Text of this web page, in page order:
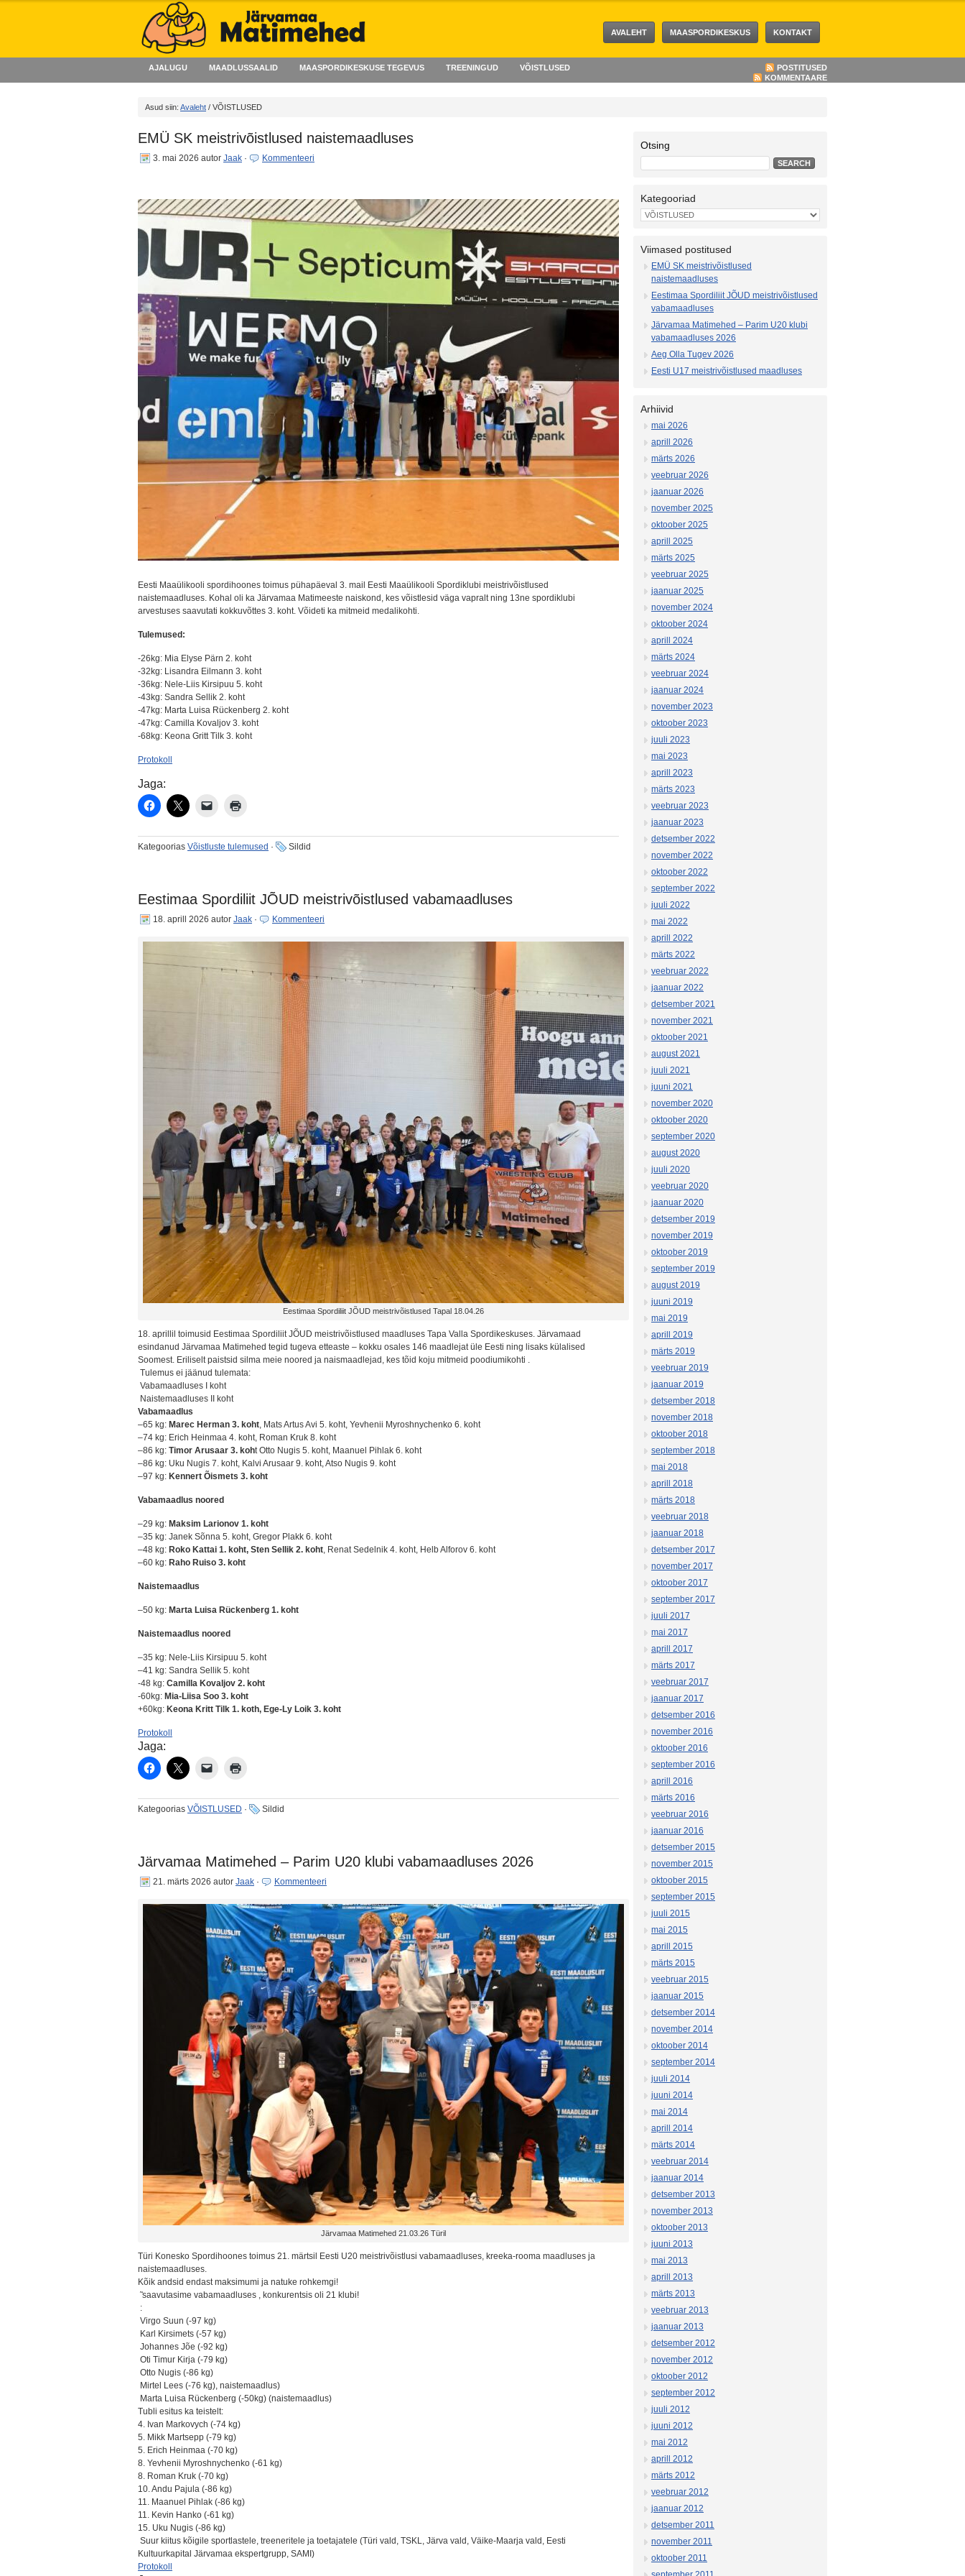
AVALEHT MAASPORDIKESKUS KONTAKT
AJALUGU MAADLUSSAALID MAASPORDIKESKUSE TEGEVUS TREENINGUD VÕISTLUSED
POSTITUSED
KOMMENTAARE
Asud siin: Avaleht / VÕISTLUSED
EMÜ SK meistrivõistlused naistemaadluses
3. mai 2026 autor Jaak · Kommenteeri
Eesti Maaülikooli spordihoones toimus pühapäeval 3. mail Eesti Maaülikooli Spordiklubi meistrivõistlused
naistemaadluses. Kohal oli ka Järvamaa Matimeeste naiskond, kes võistlesid väga vapralt ning 13ne spordiklubi
arvestuses saavutati kokkuvõttes 3. koht. Võideti ka mitmeid medalikohti.
Tulemused:
-26kg: Mia Elyse Pärn 2. koht
-32kg: Lisandra Eilmann 3. koht
-36kg: Nele-Liis Kirsipuu 5. koht
-43kg: Sandra Sellik 2. koht
-47kg: Marta Luisa Rückenberg 2. koht
-47kg: Camilla Kovaljov 3. koht
-68kg: Keona Gritt Tilk 3. koht
Protokoll
Jaga:
Kategoorias Võistluste tulemused · Sildid
Eestimaa Spordiliit JÕUD meistrivõistlused vabamaadluses
18. aprill 2026 autor Jaak · Kommenteeri
Eestimaa Spordiliit JÕUD meistrivõistlused Tapal 18.04.26
18. aprillil toimusid Eestimaa Spordiliit JÕUD meistrivõistlused maadluses Tapa Valla Spordikeskuses. Järvamaad
esindanud Järvamaa Matimehed tegid tugeva etteaste – kokku osales 146 maadlejat üle Eesti ning lisaks külalised
Soomest. Eriliselt paistsid silma meie noored ja naismaadlejad, kes tõid koju mitmeid poodiumikohti .
Tulemus ei jäänud tulemata:
Vabamaadluses I koht
Naistemaadluses II koht
Vabamaadlus
–65 kg: Marec Herman 3. koht, Mats Artus Avi 5. koht, Yevhenii Myroshnychenko 6. koht
–74 kg: Erich Heinmaa 4. koht, Roman Kruk 8. koht
–86 kg: Timor Arusaar 3. koht Otto Nugis 5. koht, Maanuel Pihlak 6. koht
–86 kg: Uku Nugis 7. koht, Kalvi Arusaar 9. koht, Atso Nugis 9. koht
–97 kg: Kennert Õismets 3. koht
Vabamaadlus noored
–29 kg: Maksim Larionov 1. koht
–35 kg: Janek Sõnna 5. koht, Gregor Plakk 6. koht
–48 kg: Roko Kattai 1. koht, Sten Sellik 2. koht, Renat Sedelnik 4. koht, Helb Alforov 6. koht
–60 kg: Raho Ruiso 3. koht
Naistemaadlus
–50 kg: Marta Luisa Rückenberg 1. koht
Naistemaadlus noored
–35 kg: Nele-Liis Kirsipuu 5. koht
–41 kg: Sandra Sellik 5. koht
-48 kg: Camilla Kovaljov 2. koht
-60kg: Mia-Liisa Soo 3. koht
+60kg: Keona Kritt Tilk 1. koth, Ege-Ly Loik 3. koht
Protokoll
Jaga:
Kategoorias VÕISTLUSED · Sildid
Järvamaa Matimehed – Parim U20 klubi vabamaadluses 2026
21. märts 2026 autor Jaak · Kommenteeri
Järvamaa Matimehed 21.03.26 Türil
Türi Konesko Spordihoones toimus 21. märtsil Eesti U20 meistrivõistlusi vabamaadluses, kreeka-rooma maadluses ja
naistemaadluses.
Kõik andsid endast maksimumi ja natuke rohkemgi!
̃ saavutasime vabamaadluses , konkurentsis oli 21 klubi!
:
Virgo Suun (-97 kg)
Karl Kirsimets (-57 kg)
Johannes Jõe (-92 kg)
Oti Timur Kirja (-79 kg)
Otto Nugis (-86 kg)
Mirtel Lees (-76 kg), naistemaadlus)
Marta Luisa Rückenberg (-50kg) (naistemaadlus)
Tubli esitus ka teistelt:
4. Ivan Markovych (-74 kg)
5. Mikk Martsepp (-79 kg)
5. Erich Heinmaa (-70 kg)
8. Yevhenii Myroshnychenko (-61 kg)
8. Roman Kruk (-70 kg)
10. Andu Pajula (-86 kg)
11. Maanuel Pihlak (-86 kg)
11. Kevin Hanko (-61 kg)
15. Uku Nugis (-86 kg)
Suur kiitus kõigile sportlastele, treeneritele ja toetajatele (Türi vald, TSKL, Järva vald, Väike-Maarja vald, Eesti
Kultuurkapital Järvamaa ekspertgrupp, SAMI)
Protokoll
Otsing
Kategooriad
Viimased postitused
EMÜ SK meistrivõistlused
naistemaadluses
Eestimaa Spordiliit JÕUD meistrivõistlused
vabamaadluses
Järvamaa Matimehed – Parim U20 klubi
vabamaadluses 2026
Aeg Olla Tugev 2026
Eesti U17 meistrivõistlused maadluses
Arhiivid
mai 2026
aprill 2026
märts 2026
veebruar 2026
jaanuar 2026
november 2025
oktoober 2025
aprill 2025
märts 2025
veebruar 2025
jaanuar 2025
november 2024
oktoober 2024
aprill 2024
märts 2024
veebruar 2024
jaanuar 2024
november 2023
oktoober 2023
juuli 2023
mai 2023
aprill 2023
märts 2023
veebruar 2023
jaanuar 2023
detsember 2022
november 2022
oktoober 2022
september 2022
juuli 2022
mai 2022
aprill 2022
märts 2022
veebruar 2022
jaanuar 2022
detsember 2021
november 2021
oktoober 2021
august 2021
juuli 2021
juuni 2021
november 2020
oktoober 2020
september 2020
august 2020
juuli 2020
veebruar 2020
jaanuar 2020
detsember 2019
november 2019
oktoober 2019
september 2019
august 2019
juuni 2019
mai 2019
aprill 2019
märts 2019
veebruar 2019
jaanuar 2019
detsember 2018
november 2018
oktoober 2018
september 2018
mai 2018
aprill 2018
märts 2018
veebruar 2018
jaanuar 2018
detsember 2017
november 2017
oktoober 2017
september 2017
juuli 2017
mai 2017
aprill 2017
märts 2017
veebruar 2017
jaanuar 2017
detsember 2016
november 2016
oktoober 2016
september 2016
aprill 2016
märts 2016
veebruar 2016
jaanuar 2016
detsember 2015
november 2015
oktoober 2015
september 2015
juuli 2015
mai 2015
aprill 2015
märts 2015
veebruar 2015
jaanuar 2015
detsember 2014
november 2014
oktoober 2014
september 2014
juuli 2014
juuni 2014
mai 2014
aprill 2014
märts 2014
veebruar 2014
jaanuar 2014
detsember 2013
november 2013
oktoober 2013
juuni 2013
mai 2013
aprill 2013
märts 2013
veebruar 2013
jaanuar 2013
detsember 2012
november 2012
oktoober 2012
september 2012
juuli 2012
juuni 2012
mai 2012
aprill 2012
märts 2012
veebruar 2012
jaanuar 2012
detsember 2011
november 2011
oktoober 2011